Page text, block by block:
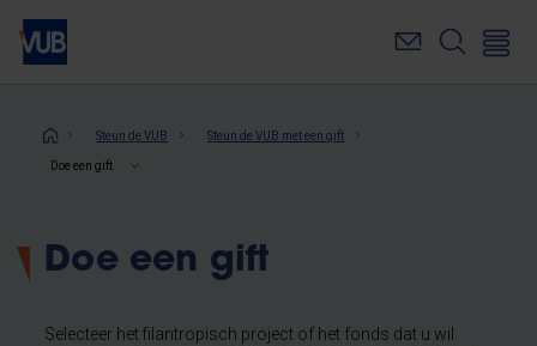
Overslaan
naar
inhoudKruimelpad
Steun de VUB Steun de VUB met een gift
Doe een gift
Doe een gift
Selecteer het filantropisch project of het fonds dat u wil